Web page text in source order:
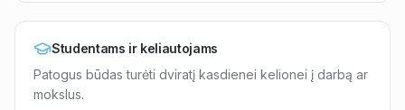
Studentams ir keliautojams
Patogus būdas turėti dviratį kasdienei kelionei į darbą ar
mokslus.